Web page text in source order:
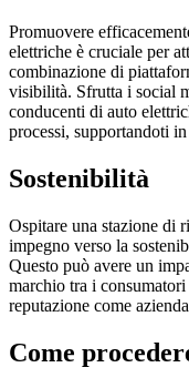
Promuovere
elettriche è cruciale per
combinazione di
visibilità. Sfrutta i social
conducenti di auto
processi, supportandoti
Sostenibilità
Ospitare una stazione di
impegno verso la
Questo può avere un
marchio tra i
reputazione come
Come